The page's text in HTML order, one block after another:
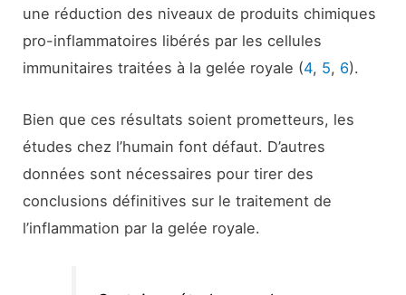
une réduction des niveaux de produits chimiques
pro-inflammatoires libérés par les cellules
immunitaires traitées à la gelée royale (4, 5, 6).
Bien que ces résultats soient prometteurs, les
études chez l’humain font défaut. D’autres
données sont nécessaires pour tirer des
conclusions définitives sur le traitement de
l’inflammation par la gelée royale.